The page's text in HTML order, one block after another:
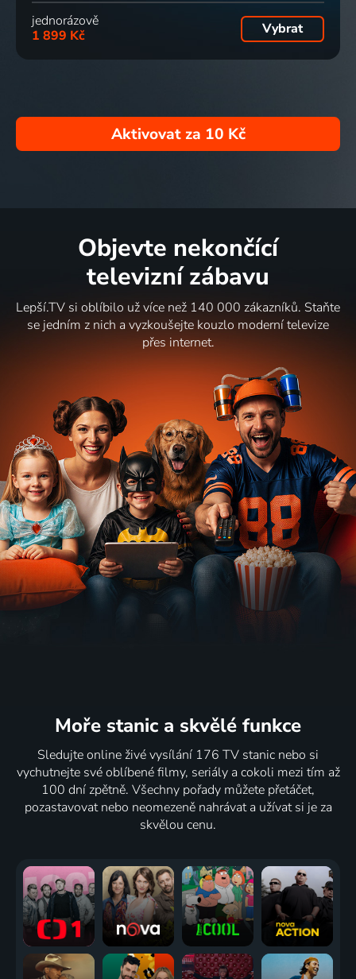
jednorázově
1 899 Kč
Vybrat
Aktivovat za 10 Kč
Objevte nekončící
televizní zábavu
Lepší.TV si oblíbilo už více než 140 000 zákazníků. Staňte
se jedním z nich a vyzkoušejte kouzlo moderní televize
přes internet.
Moře stanic a skvělé funkce
Sledujte online živé vysílání 176 TV stanic nebo si
vychutnejte své oblíbené filmy, seriály a cokoli mezi tím až
100 dní zpětně. Všechny pořady můžete přetáčet,
pozastavovat nebo neomezeně nahrávat a užívat si je za
skvělou cenu.